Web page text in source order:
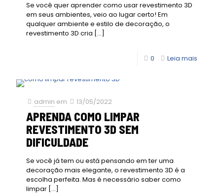
Se você quer aprender como usar revestimento 3D
em seus ambientes, veio ao lugar certo! Em
qualquer ambiente e estilo de decoração, o
revestimento 3D cria […]
0 Leia mais
admin em 13/05/2022
APRENDA COMO LIMPAR
REVESTIMENTO 3D SEM
DIFICULDADE
Se você já tem ou está pensando em ter uma
decoração mais elegante, o revestimento 3D é a
escolha perfeita. Mas é necessário saber como
limpar […]